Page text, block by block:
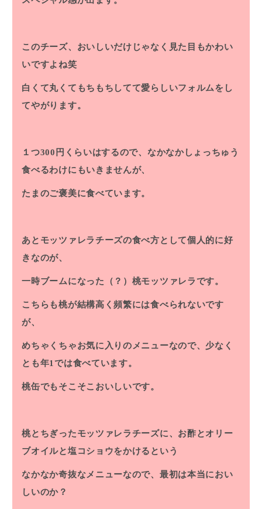
このチーズ、おいしいだけじゃなく見た目もかわい
いですよね笑
白くて丸くてもちもちしてて愛らしいフォルムをし
てやがります。
１つ300円くらいはするので、なかなかしょっちゅう
食べるわけにもいきませんが、
たまのご褒美に食べています。
あとモッツァレラチーズの食べ方として個人的に好
きなのが、
一時ブームになった（？）桃モッツァレラです。
こちらも桃が結構高く頻繁には食べられないです
が、
めちゃくちゃお気に入りのメニューなので、少なく
とも年1では食べています。
桃缶でもそこそこおいしいです。
桃とちぎったモッツァレラチーズに、お酢とオリー
ブオイルと塩コショウをかけるという
なかなか奇抜なメニューなので、最初は本当におい
しいのか？